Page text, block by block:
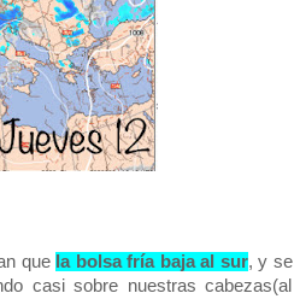
que la bolsa fría baja al sur, y se
casi sobre nuestras cabezas(al